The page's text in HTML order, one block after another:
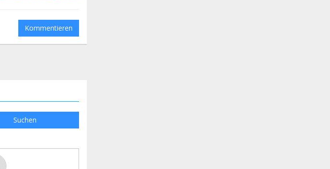
Kommentieren
Suchen